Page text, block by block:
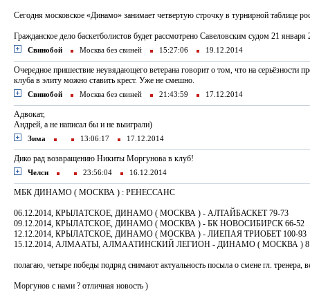
Сегодня московское «Динамо» занимает четвертую строчку в турнирной таблице
Гражданское дело баскетболистов будет рассмотрено Савеловским судом 21 января
Свинобой Москва без свиней 15:27:06 19.12.2014
Очередное пришествие неувядающего ветерана говорит о том, что на серьёзности
клуба в элиту можно ставить крест. Уже не смешно.
Свинобой Москва без свиней 21:43:59 17.12.2014
Адвокат,
Андрей, а не написал бы и не выиграли)
Зима 13:06:17 17.12.2014
Дико рад возвращению Никиты Моргунова в клуб!
Челси 23:56:04 16.12.2014
МБК ДИНАМО ( МОСКВА ) : РЕНЕССАНС
06.12.2014, КРЫЛАТСКОЕ, ДИНАМО ( МОСКВА ) - АЛТАЙБАСКЕТ 79-73
09.12.2014, КРЫЛАТСКОЕ, ДИНАМО ( МОСКВА ) - БК НОВОСИБИРСК 66-52
12.12.2014, КРЫЛАТСКОЕ, ДИНАМО ( МОСКВА ) - ЛИЕПАЯ ТРИОБЕТ 100-93
15.12.2014, АЛМААТЫ, АЛМААТИНСКИЙ ЛЕГИОН - ДИНАМО ( МОСКВА )
полагаю, четыре победы подряд снимают актуальность посыла о смене гл. тренера,
Моргунов с нами ? отличная новость )